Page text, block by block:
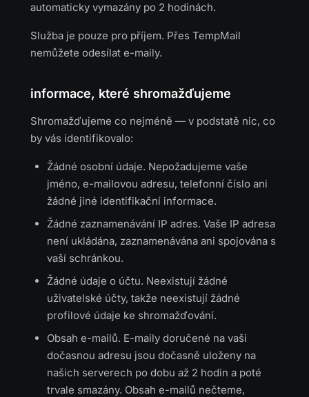
automaticky vymazány po 2 hodinách.
Služba je pouze pro příjem. Přes TempMail
nemůžete odesílat e-maily.
informace, které shromažďujeme
Shromažďujeme co nejméně — v podstatě nic, co
by vás identifikovalo:
Žádné osobní údaje. Nepožadujeme vaše
jméno, e-mailovou adresu, telefonní číslo ani
žádné jiné identifikační informace.
Žádné zaznamenávání IP adres. Vaše IP adresa
není ukládána, zaznamenávána ani spojována s
vaší schránkou.
Žádné údaje o účtu. Neexistují žádné
uživatelské účty, takže neexistují žádné
profilové údaje ke shromažďování.
Obsah e-mailů. E-maily doručené na vaši
dočasnou adresu jsou dočasně uloženy na
našich serverech po dobu až 2 hodin a poté
trvale smazány. Obsah e-mailů nečteme,